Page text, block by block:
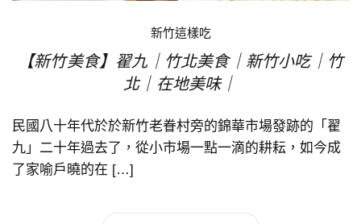
新竹這樣吃
【新竹美食】翟九｜竹北美食｜新竹小吃｜竹
北｜在地美味｜
民國八十年代於於新竹老眷村旁的錦華市場發跡的「翟
九」二十年過去了，從小市場一點一滴的耕耘，如今成
了家喻戶曉的在 […]